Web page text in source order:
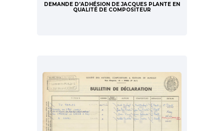
DEMANDE D'ADHÉSION DE JACQUES PLANTE EN
QUALITÉ DE COMPOSITEUR